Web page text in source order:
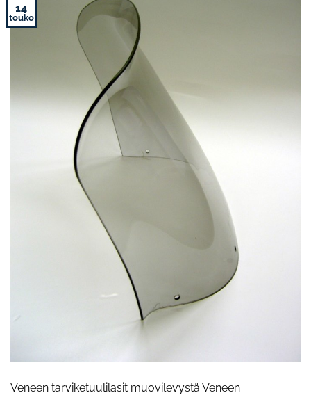
14
touko
Veneen tarviketuulilasit muovilevystä Veneen